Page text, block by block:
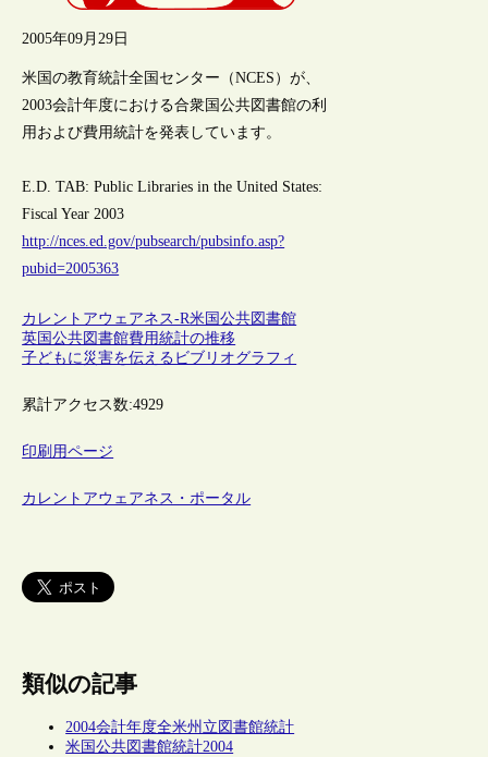
2005年09月29日
米国の教育統計全国センター（NCES）が、
2003会計年度における合衆国公共図書館の利
用および費用統計を発表しています。
E.D. TAB: Public Libraries in the United States:
Fiscal Year 2003
http://nces.ed.gov/pubsearch/pubsinfo.asp?
pubid=2005363
カレントアウェアネス-R米国公共図書館
英国公共図書館費用統計の推移
子どもに災害を伝えるビブリオグラフィ
累計アクセス数:4929
印刷用ページ
カレントアウェアネス・ポータル
類似の記事
2004会計年度全米州立図書館統計
米国公共図書館統計2004